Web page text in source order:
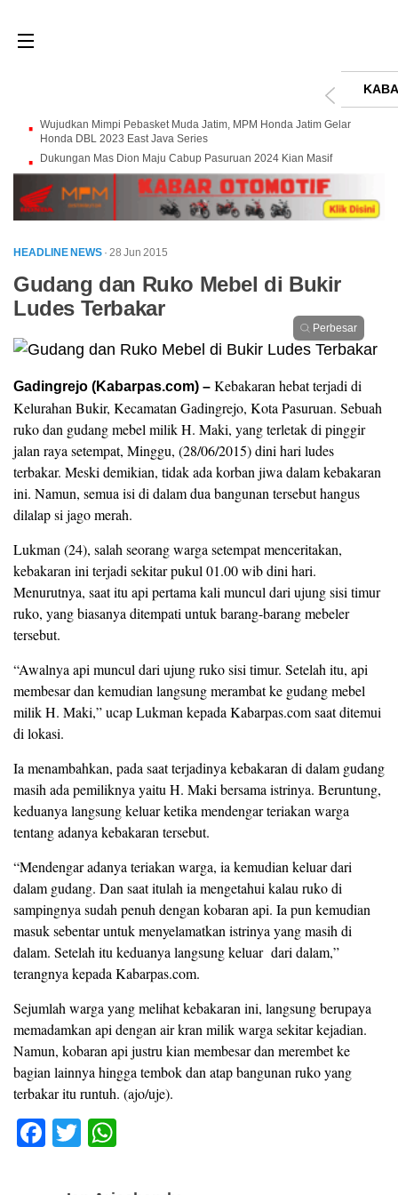
Wujudkan Mimpi Pebasket Muda Jatim, MPM Honda Jatim Gelar
Honda DBL 2023 East Java Series
Dukungan Mas Dion Maju Cabup Pasuruan 2024 Kian Masif
HEADLINE NEWS · 28 Jun 2015
Gudang dan Ruko Mebel di Bukir
Ludes Terbakar
Perbesar
Gadingrejo (Kabarpas.com) – Kebakaran hebat terjadi di
Kelurahan Bukir, Kecamatan Gadingrejo, Kota Pasuruan. Sebuah
ruko dan gudang mebel milik H. Maki, yang terletak di pinggir
jalan raya setempat, Minggu, (28/06/2015) dini hari ludes
terbakar. Meski demikian, tidak ada korban jiwa dalam kebakaran
ini. Namun, semua isi di dalam dua bangunan tersebut hangus
dilalap si jago merah.
Lukman (24), salah seorang warga setempat menceritakan,
kebakaran ini terjadi sekitar pukul 01.00 wib dini hari.
Menurutnya, saat itu api pertama kali muncul dari ujung sisi timur
ruko, yang biasanya ditempati untuk barang-barang mebeler
tersebut.
“Awalnya api muncul dari ujung ruko sisi timur. Setelah itu, api
membesar dan kemudian langsung merambat ke gudang mebel
milik H. Maki,” ucap Lukman kepada Kabarpas.com saat ditemui
di lokasi.
Ia menambahkan, pada saat terjadinya kebakaran di dalam gudang
masih ada pemiliknya yaitu H. Maki bersama istrinya. Beruntung,
keduanya langsung keluar ketika mendengar teriakan warga
tentang adanya kebakaran tersebut.
“Mendengar adanya teriakan warga, ia kemudian keluar dari
dalam gudang. Dan saat itulah ia mengetahui kalau ruko di
sampingnya sudah penuh dengan kobaran api. Ia pun kemudian
masuk sebentar untuk menyelamatkan istrinya yang masih di
dalam. Setelah itu keduanya langsung keluar dari dalam‎,”
terangnya kepada Kabarpas.com.
Sejumlah warga yang melihat kebakaran ini‎, langsung berupaya
memadamkan api dengan air kran milik warga sekitar kejadian.
Namun, kobaran api justru kian membesar dan merembet ke
bagian lainnya hingga tembok dan atap bangunan ruko yang
terbakar itu runtuh. (ajo/uje).
F
T